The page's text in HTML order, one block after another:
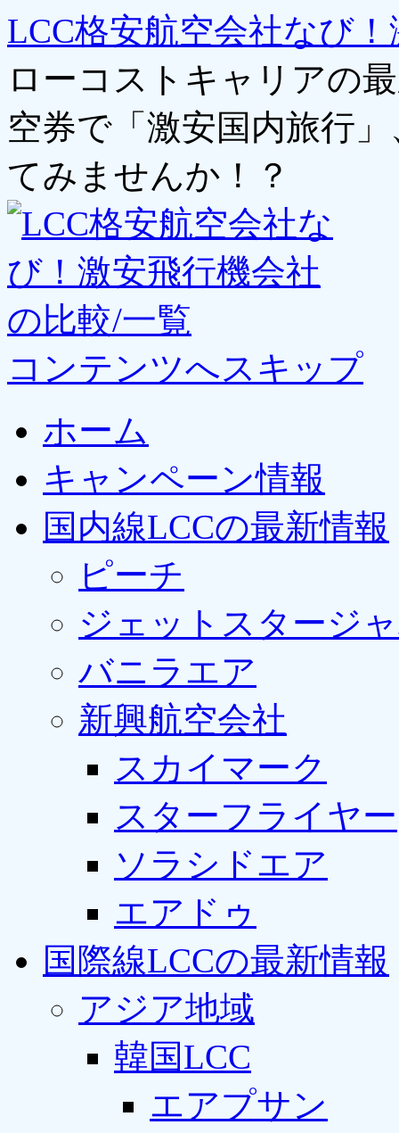
LCC格安航空会社なび
ローコストキャリアの
空券で「激安国内旅行
てみませんか！？
コンテンツへスキップ
ホーム
キャンペーン情報
国内線LCCの最新情報
ピーチ
ジェットスタージ
バニラエア
新興航空会社
スカイマーク
スターフライヤー
ソラシドエア
エアドゥ
国際線LCCの最新情報
アジア地域
韓国LCC
エアプサン